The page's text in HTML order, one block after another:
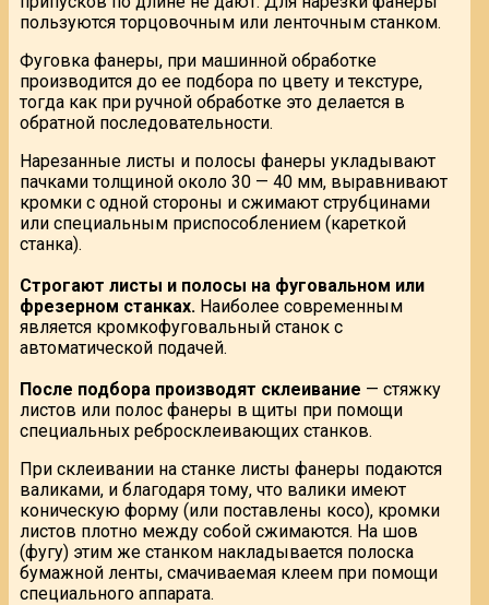
пользуются торцовочным или ленточным станком.
Фуговка фанеры, при машинной обработке
производится до ее подбора по цвету и текстуре,
тогда как при ручной обработке это делается в
обратной последовательности.
Нарезанные листы и полосы фанеры укладывают
пачками толщиной около 30 — 40 мм, выравнивают
кромки с одной стороны и сжимают струбцинами
или специальным приспособлением (кареткой
станка).
Строгают листы и полосы на фуговальном или
фрезерном станках. Наиболее современным
является кромкофуговальный станок с
автоматической подачей.
После подбора производят склеивание — стяжку
листов или полос фанеры в щиты при помощи
специальных ребросклеивающих станков.
При склеивании на станке листы фанеры подаются
валиками, и благодаря тому, что валики имеют
коническую форму (или поставлены косо), кромки
листов плотно между собой сжимаются. На шов
(фугу) этим же станком накладывается полоска
бумажной ленты, смачиваемая клеем при помощи
специального аппарата.